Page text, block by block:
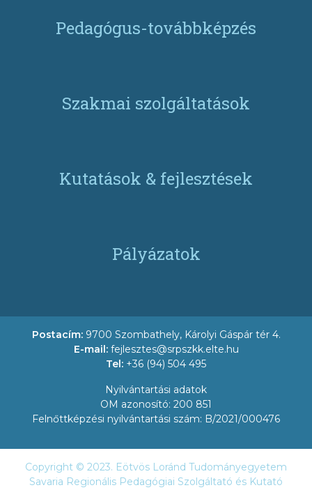
Pedagógus-továbbképzés
Szakmai szolgáltatások
Kutatások & fejlesztések
Pályázatok
Postacím: 9700 Szombathely, Károlyi Gáspár tér 4.
E-mail: fejlesztes@srpszkk.elte.hu
Tel: +36 (94) 504 495
Nyilvántartási adatok
OM azonosító: 200 851
Felnőttképzési nyilvántartási szám: B/2021/000476
Copyright © 2023. Eötvös Loránd Tudományegyetem
Savaria Regionális Pedagógiai Szolgáltató és Kutató